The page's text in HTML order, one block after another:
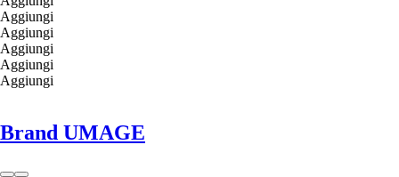
Aggiungi
Aggiungi
Aggiungi
Aggiungi
Aggiungi
Brand UMAGE